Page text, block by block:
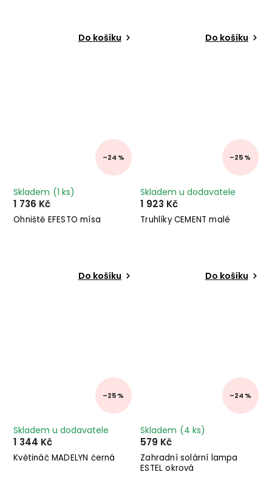
Do košíku Do košíku
–24 %
Ohniště EFESTO mísa
Skladem (1 ks)
1 736 Kč
Do košíku
–25 %
Truhlíky CEMENT malé
Skladem u dodavatele
1 923 Kč
Do košíku
–25 %
Květináč MADELYN černá
Skladem u dodavatele
1 344 Kč
–24 %
Zahradní solární lampa
ESTEL okrová
Skladem (4 ks)
579 Kč